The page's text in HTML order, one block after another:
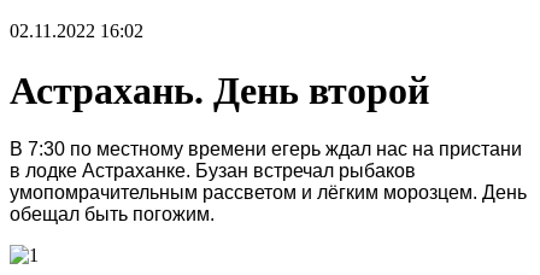
02.11.2022 16:02
Астрахань. День второй
В 7:30 по местному времени егерь ждал нас на пристани
в лодке Астраханке. Бузан встречал рыбаков
умопомрачительным рассветом и лёгким морозцем. День
обещал быть погожим.